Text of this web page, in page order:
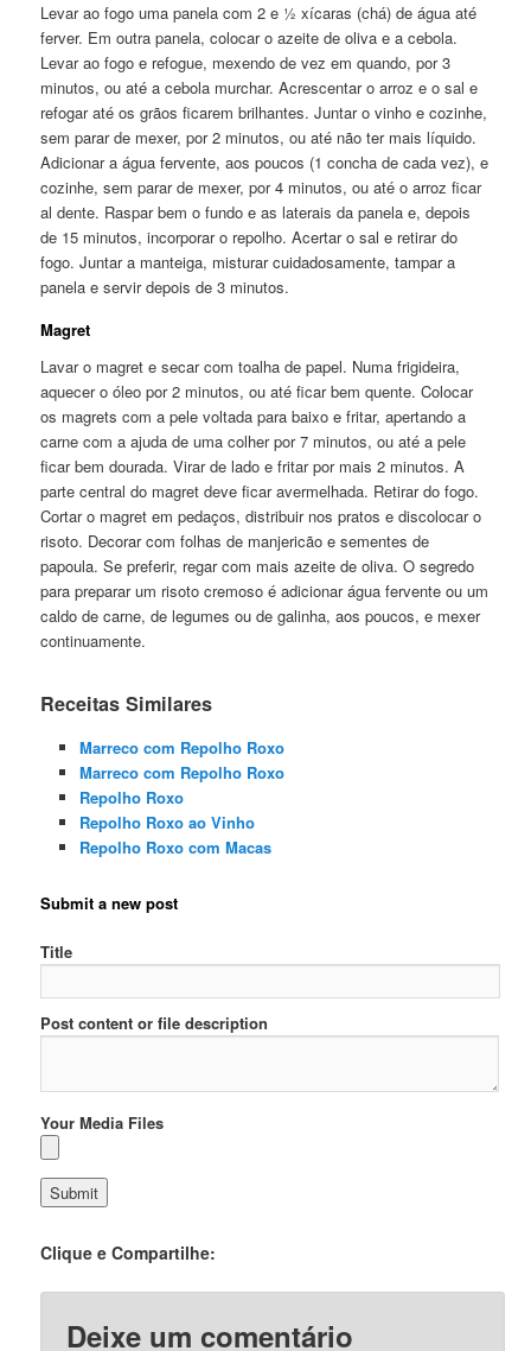
Levar ao fogo uma panela com 2 e ½ xícaras (chá) de água até
ferver. Em outra panela, colocar o azeite de oliva e a cebola.
Levar ao fogo e refogue, mexendo de vez em quando, por 3
minutos, ou até a cebola murchar. Acrescentar o arroz e o sal e
refogar até os grãos ficarem brilhantes. Juntar o vinho e cozinhe,
sem parar de mexer, por 2 minutos, ou até não ter mais líquido.
Adicionar a água fervente, aos poucos (1 concha de cada vez), e
cozinhe, sem parar de mexer, por 4 minutos, ou até o arroz ficar
al dente. Raspar bem o fundo e as laterais da panela e, depois
de 15 minutos, incorporar o repolho. Acertar o sal e retirar do
fogo. Juntar a manteiga, misturar cuidadosamente, tampar a
panela e servir depois de 3 minutos.
Magret
Lavar o magret e secar com toalha de papel. Numa frigideira,
aquecer o óleo por 2 minutos, ou até ficar bem quente. Colocar
os magrets com a pele voltada para baixo e fritar, apertando a
carne com a ajuda de uma colher por 7 minutos, ou até a pele
ficar bem dourada. Virar de lado e fritar por mais 2 minutos. A
parte central do magret deve ficar avermelhada. Retirar do fogo.
Cortar o magret em pedaços, distribuir nos pratos e discolocar o
risoto. Decorar com folhas de manjericão e sementes de
papoula. Se preferir, regar com mais azeite de oliva. O segredo
para preparar um risoto cremoso é adicionar água fervente ou um
caldo de carne, de legumes ou de galinha, aos poucos, e mexer
continuamente.
Receitas Similares
Marreco com Repolho Roxo
Marreco com Repolho Roxo
Repolho Roxo
Repolho Roxo ao Vinho
Repolho Roxo com Macas
Submit a new post
Title
Post content or file description
Your Media Files
Clique e Compartilhe:
Deixe um comentário